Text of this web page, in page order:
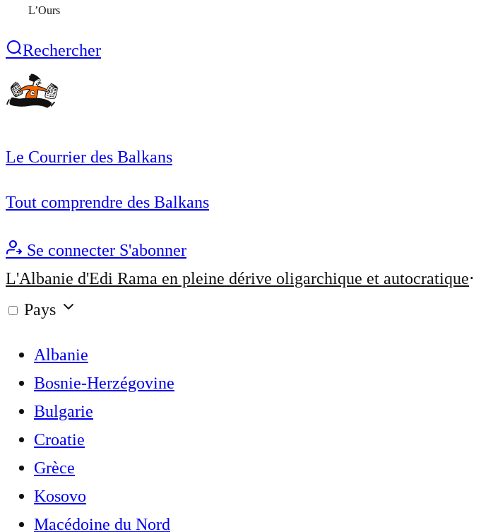
L’Ours
Rechercher
Le Courrier des Balkans
Tout comprendre des Balkans
Se connecter S'abonner
L'Albanie d'Edi Rama en pleine dérive oligarchique et autocratique
Pays
Albanie
Bosnie-Herzégovine
Bulgarie
Croatie
Grèce
Kosovo
Macédoine du Nord